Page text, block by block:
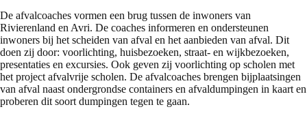
De afvalcoaches vormen een brug tussen de inwoners van
Rivierenland en Avri. De coaches informeren en ondersteunen
inwoners bij het scheiden van afval en het aanbieden van afval. Dit
doen zij door: voorlichting, huisbezoeken, straat- en wijkbezoeken,
presentaties en excursies. Ook geven zij voorlichting op scholen met
het project afvalvrije scholen. De afvalcoaches brengen bijplaatsingen
van afval naast ondergrondse containers en afvaldumpingen in kaart en
proberen dit soort dumpingen tegen te gaan.